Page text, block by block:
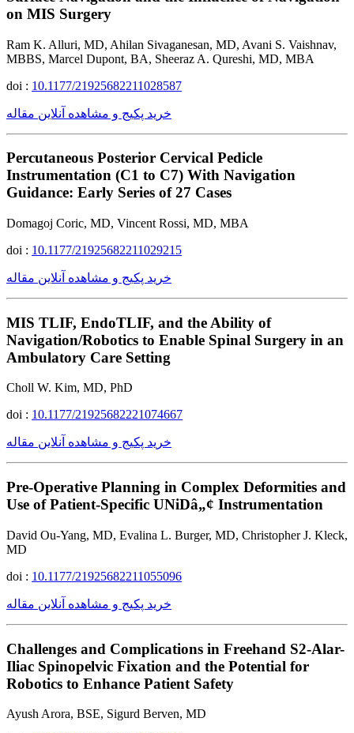
on MIS Surgery
Ram K. Alluri, MD, Ahilan Sivaganesan, MD, Avani S. Vaishnav,
MBBS, Marcel Dupont, BA, Sheeraz A. Qureshi, MD, MBA
doi : 10.1177/21925682211028587
خرید پکیج و مشاهده آنلاین مقاله
Percutaneous Posterior Cervical Pedicle
Instrumentation (C1 to C7) With Navigation
Guidance: Early Series of 27 Cases
Domagoj Coric, MD, Vincent Rossi, MD, MBA
doi : 10.1177/21925682211029215
خرید پکیج و مشاهده آنلاین مقاله
MIS TLIF, EndoTLIF, and the Ability of
Navigation/Robotics to Enable Spinal Surgery in an
Ambulatory Care Setting
Choll W. Kim, MD, PhD
doi : 10.1177/21925682221074667
خرید پکیج و مشاهده آنلاین مقاله
Pre-Operative Planning in Complex Deformities and
Use of Patient-Specific UNiDâ„¢ Instrumentation
David Ou-Yang, MD, Evalina L. Burger, MD, Christopher J. Kleck,
MD
doi : 10.1177/21925682211055096
خرید پکیج و مشاهده آنلاین مقاله
Challenges and Complications in Freehand S2-Alar-
Iliac Spinopelvic Fixation and the Potential for
Robotics to Enhance Patient Safety
Ayush Arora, BSE, Sigurd Berven, MD